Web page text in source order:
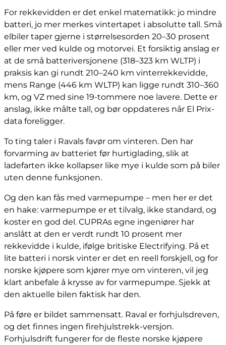
For rekkevidden er det enkel matematikk: jo mindre
batteri, jo mer merkes vintertapet i absolutte tall. Små
elbiler taper gjerne i størrelsesorden 20–30 prosent
eller mer ved kulde og motorvei. Et forsiktig anslag er
at de små batteriversjonene (318–323 km WLTP) i
praksis kan gi rundt 210–240 km vinterrekkevidde,
mens Range (446 km WLTP) kan ligge rundt 310–360
km, og VZ med sine 19-tommere noe lavere. Dette er
anslag, ikke målte tall, og bør oppdateres når El Prix-
data foreligger.
To ting taler i Ravals favør om vinteren. Den har
forvarming av batteriet før hurtiglading, slik at
ladefarten ikke kollapser like mye i kulde som på biler
uten denne funksjonen.
Og den kan fås med varmepumpe – men her er det
en hake: varmepumpe er et tilvalg, ikke standard, og
koster en god del. CUPRAs egne ingeniører har
anslått at den er verdt rundt 10 prosent mer
rekkevidde i kulde, ifølge britiske Electrifying. På et
lite batteri i norsk vinter er det en reell forskjell, og for
norske kjøpere som kjører mye om vinteren, vil jeg
klart anbefale å krysse av for varmepumpe. Sjekk at
den aktuelle bilen faktisk har den.
På føre er bildet sammensatt. Raval er forhjulsdreven,
og det finnes ingen firehjulstrekk-versjon.
Forhjulsdrift fungerer for de fleste norske kjøpere